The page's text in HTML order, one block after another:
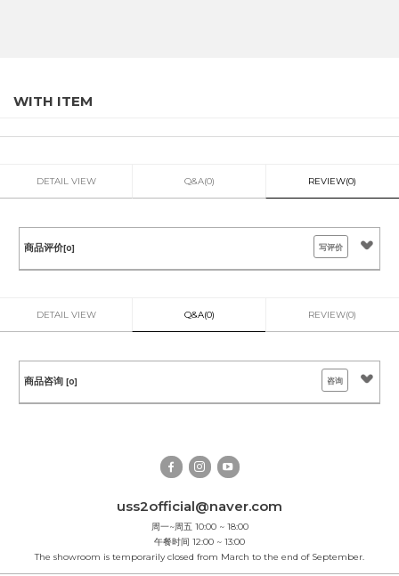
WITH ITEM
DETAIL VIEW Q&A(0) REVIEW(0)
商品评价[0] 写评价
DETAIL VIEW Q&A(0) REVIEW(0)
商品咨询 [0] 咨询
uss2official@naver.com
周一~周五 10:00 ~ 18:00
午餐时间 12:00 ~ 13:00
The showroom is temporarily closed from March to the end of September.